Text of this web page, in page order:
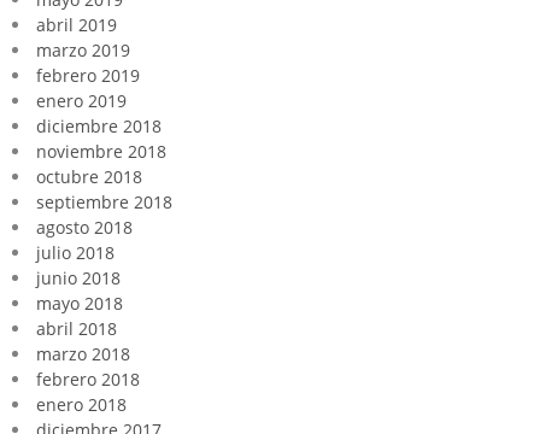
abril 2019
marzo 2019
febrero 2019
enero 2019
diciembre 2018
noviembre 2018
octubre 2018
septiembre 2018
agosto 2018
julio 2018
junio 2018
mayo 2018
abril 2018
marzo 2018
febrero 2018
enero 2018